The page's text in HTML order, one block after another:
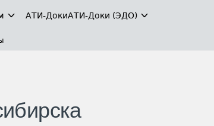
АТИ-ДокиАТИ-Доки (ЭДО)